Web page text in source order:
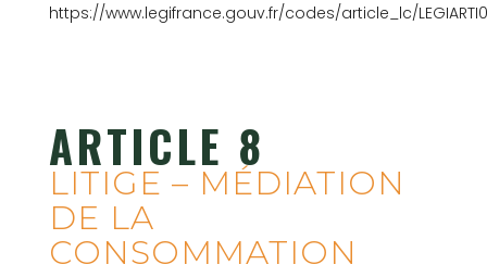
https://www.legifrance.gouv.fr/codes/article_lc/
ARTICLE 8
LITIGE – MÉDIATION
DE LA
CONSOMMATION